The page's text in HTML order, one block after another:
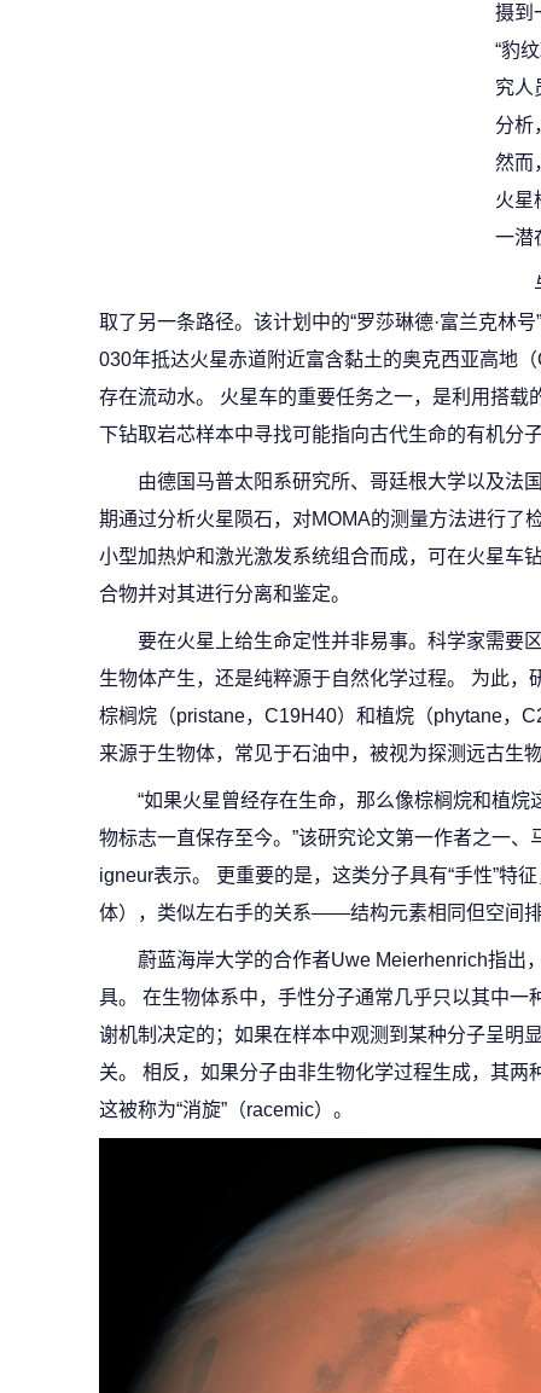
摄到
“豹
究人
分析
然而
火星
一潜
取了另一条路径。该计划中的“罗莎琳德·富兰克林
030年抵达火星赤道附近富含黏土的奥克西亚高地
存在流动水。 火星车的重要任务之一，是利用搭载
下钻取岩芯样本中寻找可能指向古代生命的有机分
由德国马普太阳系研究所、哥廷根大学以及法
期通过分析火星陨石，对MOMA的测量方法进行了
小型加热炉和激光激发系统组合而成，可在火星车
合物并对其进行分离和鉴定。
要在火星上给生命定性并非易事。科学家需要
生物体产生，还是纯粹源于自然化学过程。 为此
棕榈烷（pristane，C19H40）和植烷（phytane，
来源于生物体，常见于石油中，被视为探测远古生
“如果火星曾经存在生命，那么像棕榈烷和植
物标志一直保存至今。”该研究论文第一作者之一
igneur表示。 更重要的是，这类分子具有“手性”特
体），类似左右手的关系——结构元素相同但空间
蔚蓝海岸大学的合作者Uwe Meierhenrich指出
具。 在生物体系中，手性分子通常几乎只以其中一
谢机制决定的；如果在样本中观测到某种分子呈明
关。 相反，如果分子由非生物化学过程生成，其
这被称为“消旋”（racemic）。